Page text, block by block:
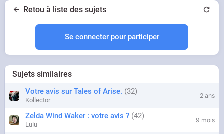
Retou à liste des sujets
Se connecter pour participer
Sujets similaires
Votre avis sur Tales of Arise. 32
Kollector
2 ans
Zelda Wind Waker : votre avis ? 42
Lulu
9 mois